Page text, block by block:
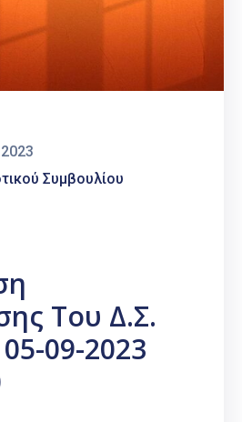
Συμβουλίου
Του Δ.Σ.
09-2023